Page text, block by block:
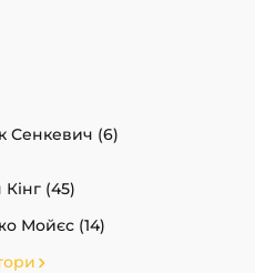
Сенкевич (6)
Кінг (45)
Мойєс (14)